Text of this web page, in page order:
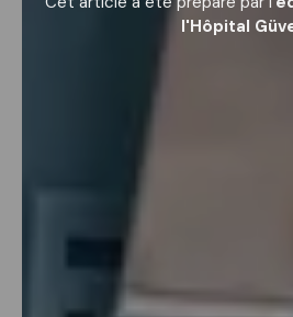
l'Hôpital